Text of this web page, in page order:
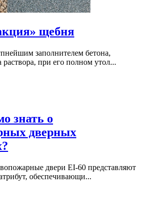
щебня
заполнителем бетона,
раствора, при его полном утол...
знать о
дверных
двери EI-60 представляют
обеспечивающи...